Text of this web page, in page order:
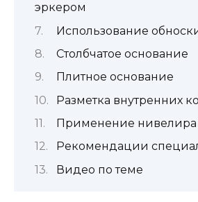
эркером
Использование
Столбчатое основание
Плитное основание
Разметка внутренних
Применение нивелира
Рекомендации
Видео по теме